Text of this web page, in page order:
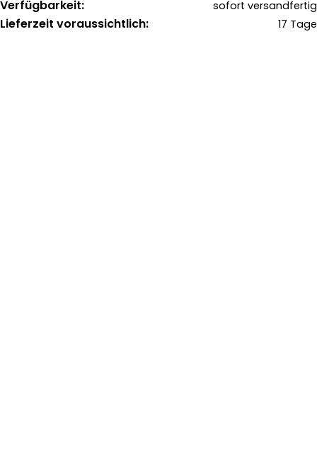
Verfügbarkeit: sofort versandfertig
Lieferzeit voraussichtlich: 17 Tage